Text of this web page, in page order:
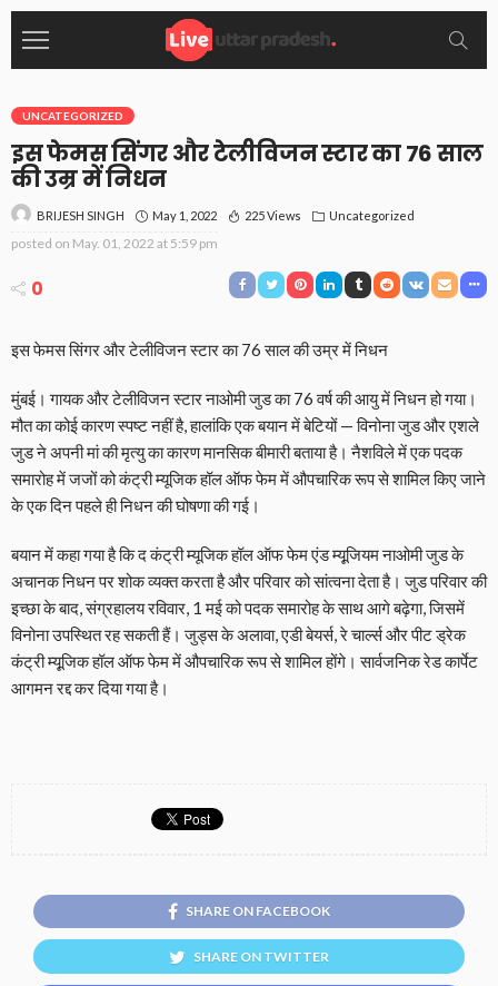
UNCATEGORIZED
इस फेमस सिंगर और टेलीविजन स्टार का 76 साल
की उम्र में निधन
BRIJESH SINGH May 1, 2022 225 Views Uncategorized
posted on May. 01, 2022 at 5:59 pm
0
इस फेमस सिंगर और टेलीविजन स्टार का 76 साल की उम्र में निधन
मुंबई। गायक और टेलीविजन स्टार नाओमी जुड का 76 वर्ष की आयु में निधन हो गया।
मौत का कोई कारण स्पष्ट नहीं है, हालांकि एक बयान में बेटियों — विनोना जुड और एशले
जुड ने अपनी मां की मृत्यु का कारण मानसिक बीमारी बताया है। नैशविले में एक पदक
समारोह में जजों को कंट्री म्यूजिक हॉल ऑफ फेम में औपचारिक रूप से शामिल किए जाने
के एक दिन पहले ही निधन की घोषणा की गई।
बयान में कहा गया है कि द कंट्री म्यूजिक हॉल ऑफ फेम एंड म्यूजि़यम नाओमी जुड के
अचानक निधन पर शोक व्यक्त करता है और परिवार को सांत्वना देता है। जुड परिवार की
इच्छा के बाद, संग्रहालय रविवार, 1 मई को पदक समारोह के साथ आगे बढ़ेगा, जिसमें
विनोना उपस्थित रह सकती हैं। जुड्स के अलावा, एडी बेयर्स, रे चार्ल्स और पीट ड्रेक
कंट्री म्यूजि़क हॉल ऑफ फेम में औपचारिक रूप से शामिल होंगे। सार्वजनिक रेड कार्पेट
आगमन रद्द कर दिया गया है।
SHARE ON FACEBOOK
SHARE ON TWITTER